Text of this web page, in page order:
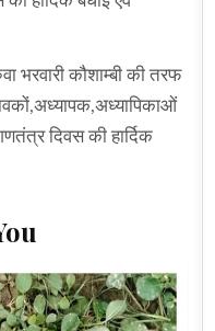
भरवारी कौशाम्बी की तरफ
दिवस की हार्दिक